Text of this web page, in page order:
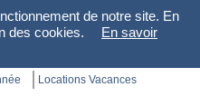
de notre site. En
des cookies.
En savoir
Locations Vacances